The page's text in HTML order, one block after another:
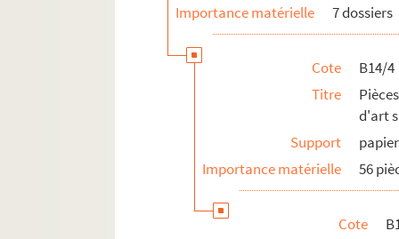
Importance matérielle
7 dossiers
Cote
B14/4
Titre
d'art
Support
Importance matérielle
56
Cote